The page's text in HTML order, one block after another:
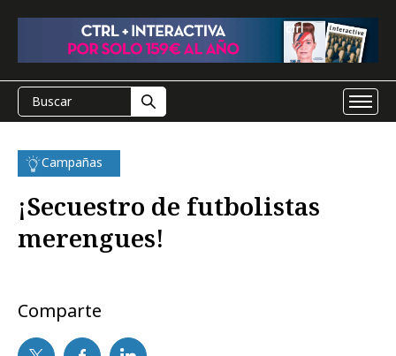
Campañas
¡Secuestro de futbolistas
merengues!
Comparte